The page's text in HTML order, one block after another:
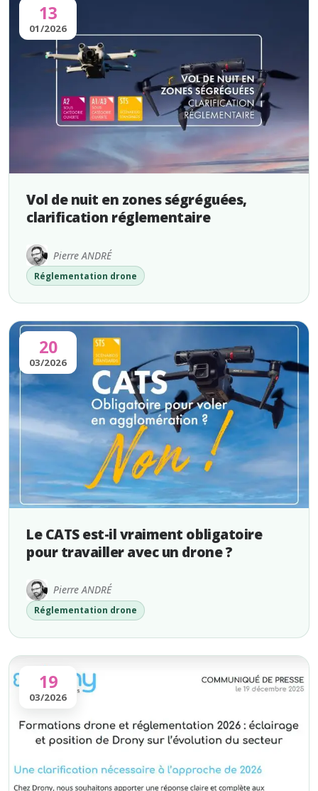
13
01/2026
Vol de nuit en zones ségréguées,
clarification réglementaire
Pierre ANDRÉ
Réglementation drone
20
03/2026
Le CATS est-il vraiment obligatoire
pour travailler avec un drone ?
Pierre ANDRÉ
Réglementation drone
19
03/2026